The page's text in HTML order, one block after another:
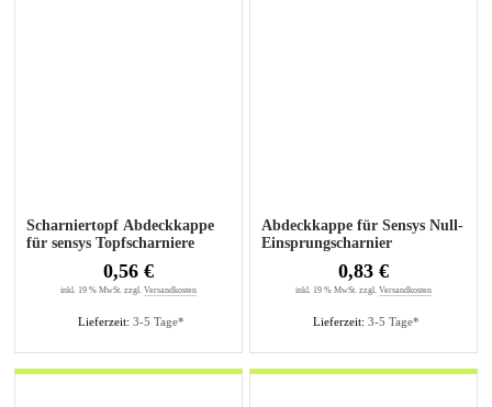
Scharniertopf Abdeckkappe
für sensys Topfscharniere
Lieferzeit: 3-5 Tage*
0,56 €
inkl. 19 % MwSt. zzgl. Versandkosten
Abdeckkappe für Sensys Null-
Einsprungscharnier
Lieferzeit: 3-5 Tage*
0,83 €
inkl. 19 % MwSt. zzgl. Versandkosten